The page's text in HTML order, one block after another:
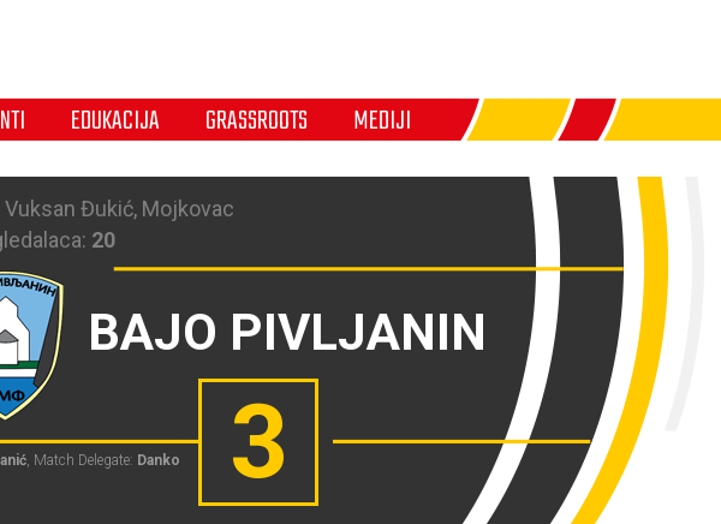
EDUKACIJA GRASSROOTS MEDIJI
Vuksan Đukić, Mojkovac
20
BAJO PIVLJANIN
3
, Match Delegate: Danko